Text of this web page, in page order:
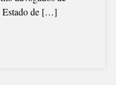
Estado de […]